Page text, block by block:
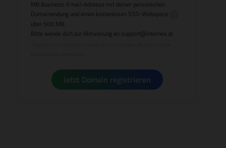
MB Business-Email-Adresse mit deiner persönlichen
Domainendung und einen kostenlosen SSD-Webspace
über 500 MB.
Bitte wende dich zur Aktivierung an support@internex.at
Jetzt Domain registrieren